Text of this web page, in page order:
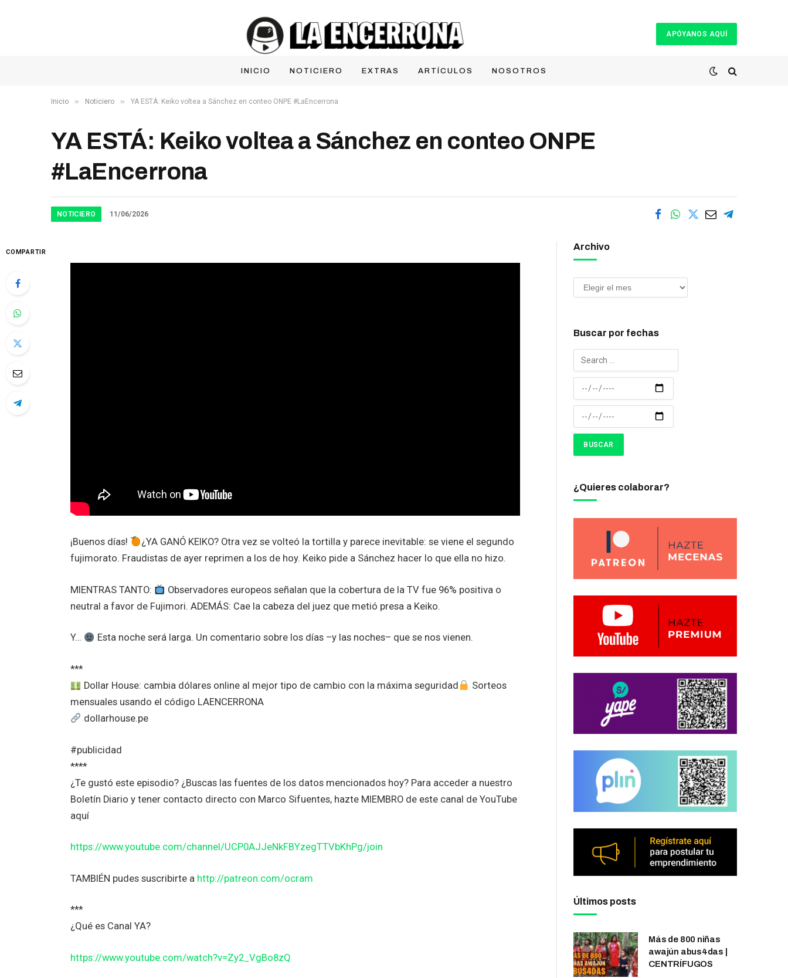
APÓYANOS AQUÍ
INICIO NOTICIERO EXTRAS ARTÍCULOS NOSOTROS
Inicio » Noticiero » YA ESTÁ: Keiko voltea a Sánchez en conteo ONPE #LaEncerrona
YA ESTÁ: Keiko voltea a Sánchez en conteo ONPE
#LaEncerrona
NOTICIERO 11/06/2026
COMPARTIR
¡Buenos días!
¿YA GANÓ KEIKO? Otra vez se volteó la tortilla y parece inevitable: se viene el segundo
fujimorato. Fraudistas de ayer reprimen a los de hoy. Keiko pide a Sánchez hacer lo que ella no hizo.
MIENTRAS TANTO:
Observadores europeos señalan que la cobertura de la TV fue 96% positiva o
neutral a favor de Fujimori. ADEMÁS: Cae la cabeza del juez que metió presa a Keiko.
Y… Esta noche será larga. Un comentario sobre los días –y las noches– que se nos vienen.
***
Dollar House: cambia dólares online al mejor tipo de cambio con la máxima seguridad
Sorteos
mensuales usando el código LAENCERRONA
dollarhouse.pe
#publicidad
****
¿Te gustó este episodio? ¿Buscas las fuentes de los datos mencionados hoy? Para acceder a nuestro
Boletín Diario y tener contacto directo con Marco Sifuentes, hazte MIEMBRO de este canal de YouTube
aquí
https://www.youtube.com/channel/UCP0AJJeNkFBYzegTTVbKhPg/join
TAMBIÉN pudes suscribirte a http://patreon.com/ocram
***
¿Qué es Canal YA?
https://www.youtube.com/watch?v=Zy2_VgBo8zQ
Archivo
Buscar por fechas
¿Quieres colaborar?
Últimos posts
Más de 800 niñas
awajún abus4das |
CENTRÍFUGOS